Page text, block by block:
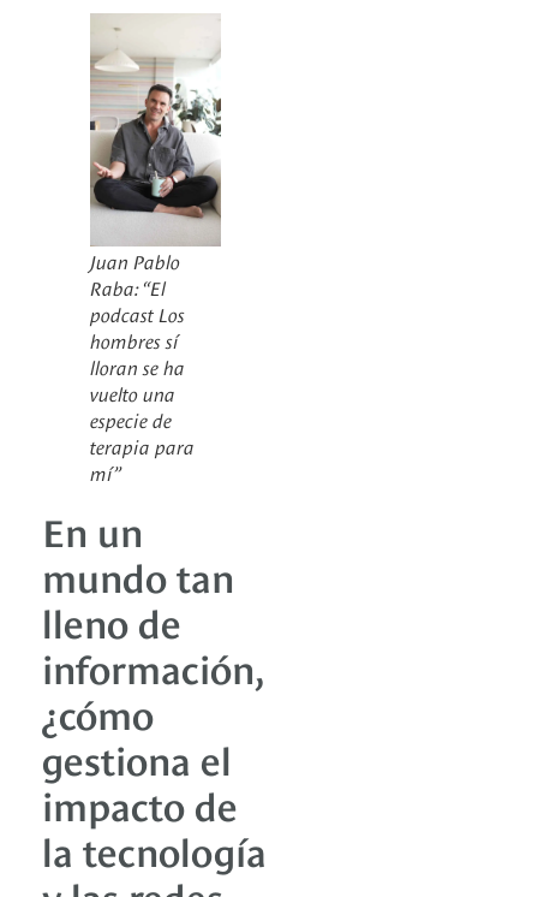
Juan Pablo
Raba: “El
podcast Los
hombres sí
lloran se ha
vuelto una
especie de
terapia para
mí”
En un
mundo tan
lleno de
información,
¿cómo
gestiona el
impacto de
la tecnología